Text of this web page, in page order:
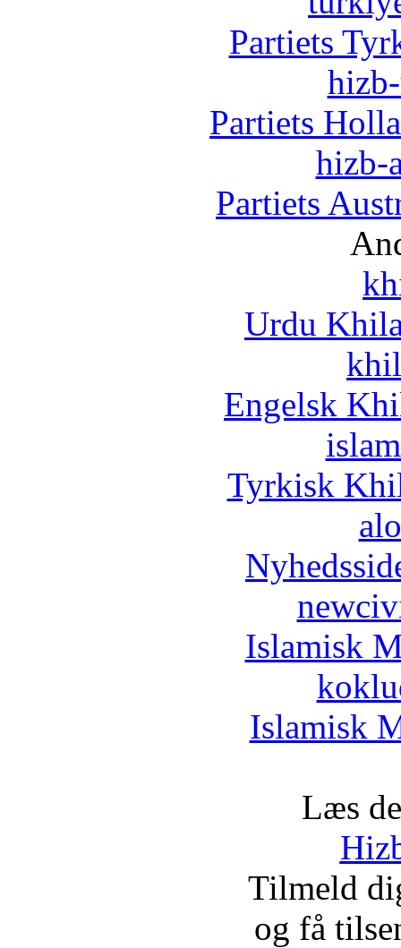
Partiets
Partiets
hizb-
Partiets
Urdu
Engelsk
Tyrkisk
Islamisk
Islamisk
Læs
Tilmeld
og få